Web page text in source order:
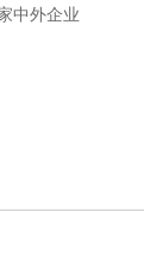
中外企业